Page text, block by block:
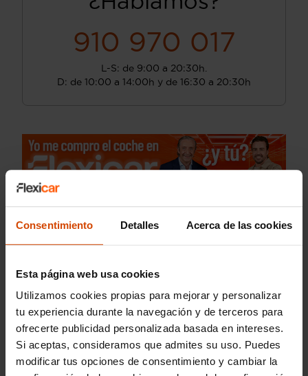
Consentimiento Detalles Acerca de las cookies
Esta página web usa cookies
Utilizamos cookies propias para mejorar y personalizar
tu experiencia durante la navegación y de terceros para
ofrecerte publicidad personalizada basada en intereses.
Si aceptas, consideramos que admites su uso. Puedes
modificar tus opciones de consentimiento y cambiar la
910 970 017
L-S: de 9:00 a 20:30h.
D: de 10:00 a 14:00h y de 16:30 a 20:30h